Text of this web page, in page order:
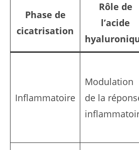
Phase de
cicatrisation
Rôle de
l’acide
Inflammatoire
Modulation
de la